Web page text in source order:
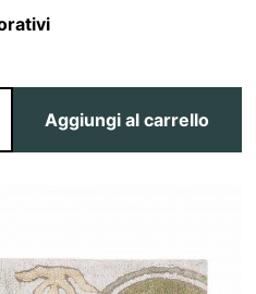
Aggiungi al carrello